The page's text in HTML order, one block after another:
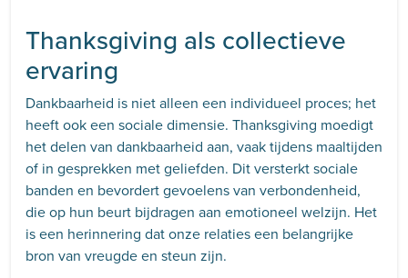
Thanksgiving als collectieve
ervaring
Dankbaarheid is niet alleen een individueel proces; het
heeft ook een sociale dimensie. Thanksgiving moedigt
het delen van dankbaarheid aan, vaak tijdens maaltijden
of in gesprekken met geliefden. Dit versterkt sociale
banden en bevordert gevoelens van verbondenheid,
die op hun beurt bijdragen aan emotioneel welzijn. Het
is een herinnering dat onze relaties een belangrijke
bron van vreugde en steun zijn.